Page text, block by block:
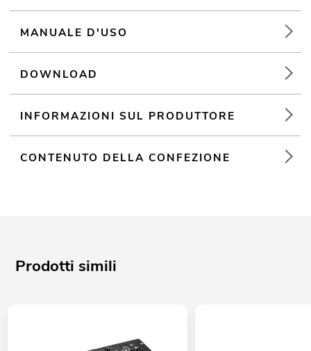
MANUALE D'USO
DOWNLOAD
INFORMAZIONI SUL PRODUTTORE
CONTENUTO DELLA CONFEZIONE
Prodotti simili